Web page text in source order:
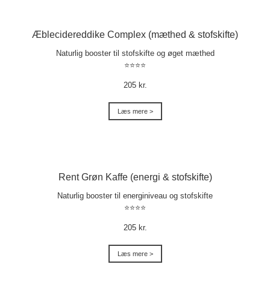
Æblecidereddike Complex (mæthed & stofskifte)
Naturlig booster til stofskifte og øget mæthed
⭐⭐⭐⭐
205 kr.
Læs mere >
Rent Grøn Kaffe (energi & stofskifte)
Naturlig booster til energiniveau og stofskifte
⭐⭐⭐⭐
205 kr.
Læs mere >